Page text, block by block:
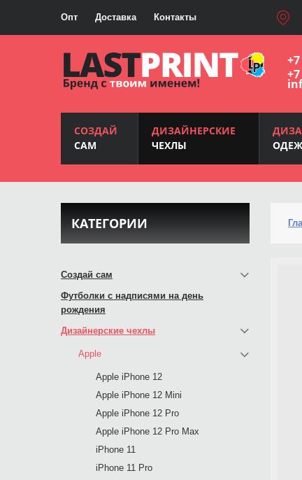
Опт Доставка Контакты
СОЗДАЙ
САМ
ДИЗАЙНЕРСКИЕ
ЧЕХЛЫ
КАТЕГОРИИ
Создай сам
Футболки с надписями на день
рождения
Дизайнерские чехлы
Apple
Apple iPhone 12
Apple iPhone 12 Mini
Apple iPhone 12 Pro
Apple iPhone 12 Pro Max
iPhone 11
iPhone 11 Pro